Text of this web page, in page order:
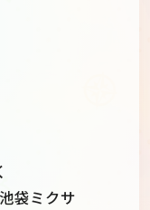
袋ミクサ